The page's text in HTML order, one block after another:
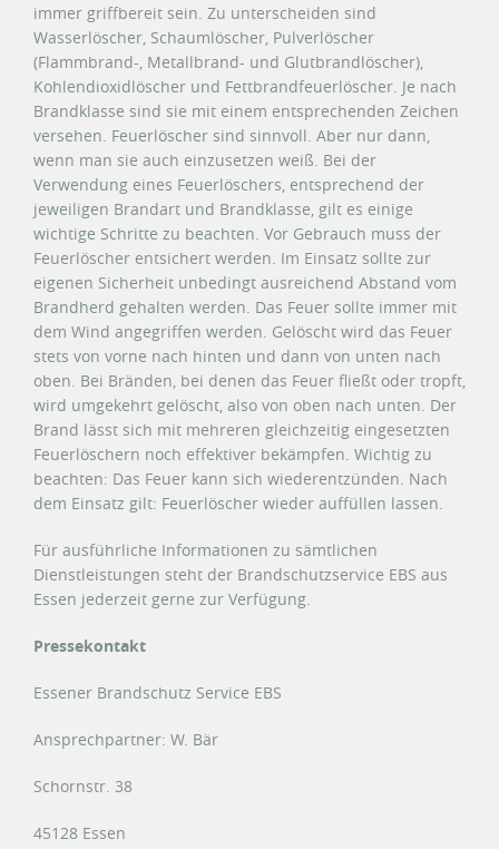
immer griffbereit sein. Zu unterscheiden sind
Wasserlöscher, Schaumlöscher, Pulverlöscher
(Flammbrand-, Metallbrand- und Glutbrandlöscher),
Kohlendioxidlöscher und Fettbrandfeuerlöscher. Je nach
Brandklasse sind sie mit einem entsprechenden Zeichen
versehen. Feuerlöscher sind sinnvoll. Aber nur dann,
wenn man sie auch einzusetzen weiß. Bei der
Verwendung eines Feuerlöschers, entsprechend der
jeweiligen Brandart und Brandklasse, gilt es einige
wichtige Schritte zu beachten. Vor Gebrauch muss der
Feuerlöscher entsichert werden. Im Einsatz sollte zur
eigenen Sicherheit unbedingt ausreichend Abstand vom
Brandherd gehalten werden. Das Feuer sollte immer mit
dem Wind angegriffen werden. Gelöscht wird das Feuer
stets von vorne nach hinten und dann von unten nach
oben. Bei Bränden, bei denen das Feuer fließt oder tropft,
wird umgekehrt gelöscht, also von oben nach unten. Der
Brand lässt sich mit mehreren gleichzeitig eingesetzten
Feuerlöschern noch effektiver bekämpfen. Wichtig zu
beachten: Das Feuer kann sich wiederentzünden. Nach
dem Einsatz gilt: Feuerlöscher wieder auffüllen lassen.
Für ausführliche Informationen zu sämtlichen
Dienstleistungen steht der Brandschutzservice EBS aus
Essen jederzeit gerne zur Verfügung.
Pressekontakt
Essener Brandschutz Service EBS
Ansprechpartner: W. Bär
Schornstr. 38
45128 Essen